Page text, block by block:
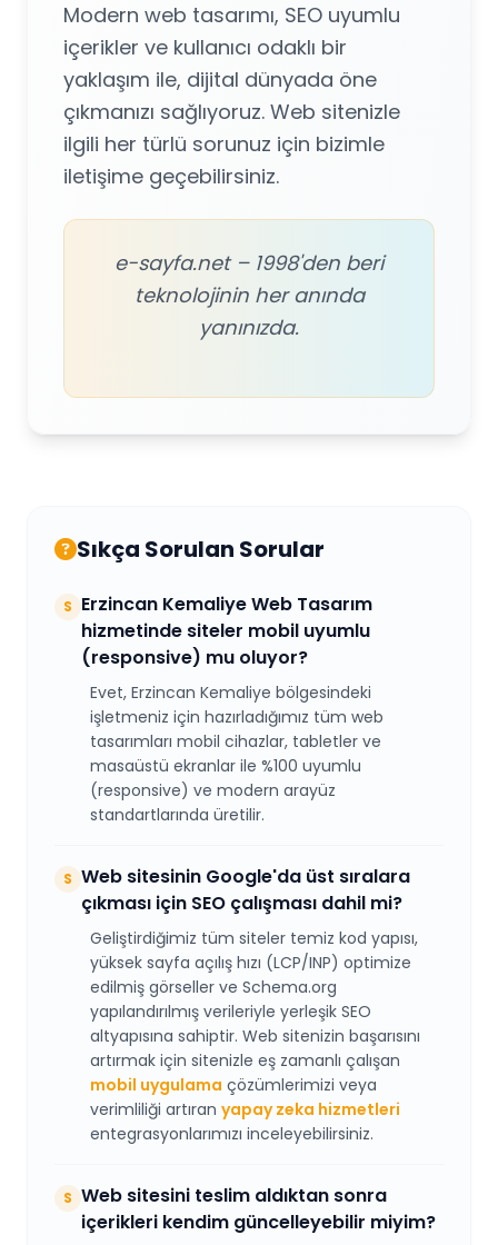
Modern web tasarımı, SEO uyumlu
içerikler ve kullanıcı odaklı bir
yaklaşım ile, dijital dünyada öne
çıkmanızı sağlıyoruz. Web sitenizle
ilgili her türlü sorunuz için bizimle
iletişime geçebilirsiniz.
e-sayfa.net – 1998'den beri
teknolojinin her anında
yanınızda.
Sıkça Sorulan Sorular
S Erzincan Kemaliye Web Tasarım
hizmetinde siteler mobil uyumlu
(responsive) mu oluyor?
Evet, Erzincan Kemaliye bölgesindeki
işletmeniz için hazırladığımız tüm web
tasarımları mobil cihazlar, tabletler ve
masaüstü ekranlar ile %100 uyumlu
(responsive) ve modern arayüz
standartlarında üretilir.
S Web sitesinin Google'da üst sıralara
çıkması için SEO çalışması dahil mi?
Geliştirdiğimiz tüm siteler temiz kod yapısı,
yüksek sayfa açılış hızı (LCP/INP) optimize
edilmiş görseller ve Schema.org
yapılandırılmış verileriyle yerleşik SEO
altyapısına sahiptir. Web sitenizin başarısını
artırmak için sitenizle eş zamanlı çalışan
mobil uygulama çözümlerimizi veya
verimliliği artıran yapay zeka hizmetleri
entegrasyonlarımızı inceleyebilirsiniz.
S Web sitesini teslim aldıktan sonra
içerikleri kendim güncelleyebilir miyim?